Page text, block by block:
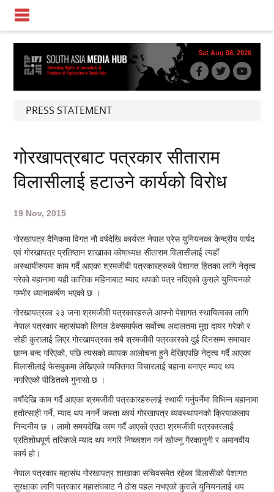
Sat Aug 08, 2026
PRESS STATEMENT
गोरखापत्रबाट पत्रकार सीताराम
विलासीलाई हटाउने कार्यको विरोध
19 Nov, 2015
गोरखापत्र दैनिकमा विगत नौ वर्षदेखि कार्यरत नेपाल प्रेस युनियनका केन्द्रीय पार्षद
एवं गोरखापत्र प्रतिष्ठान शाखाका कोषाध्यक्ष सीताराम विलासीलाई त्यहाँ
अस्थायीरुपमा काम गर्दै आएका श्रमजीवी पत्रकारहरुको पेशागत हितका लागि नेतृत्व
गरेको बहानामा यही कात्तिक महिनाबाट म्याद थपको पत्र नदिएको कुराले युनियनको
गम्भीर ध्यानाकर्षण भएको छ ।
गोरखापत्रका २३ जना श्रमजीवी पत्रकारहरुले आफ्नो पेशागत स्थायित्वका लागि
नेपाल पत्रकार महासंघको लिगल डेक्समार्फत सर्वोच्च अदालतमा मुद्दा दायर गरेको र
सोही कुरालाई लिएर गोरखापत्रका सबै श्रमजीवी पत्रकारको दुई दिनसम्म समाचार
छाप्न बन्द गरिएको, पछि त्यसको व्यापक आलोचना हुने देखिएपछि नेतृत्व गर्दै आएका
विलासीलाई फेसबुकमा लेखिएको व्यक्तिगत विचारलाई बहाना बनाएर म्याद थप
नगरिएको पीडितको गुनासो छ ।
वषौंदेखि काम गर्दै आएका श्रमजीवी पत्रकारहरुलाई स्थायी गर्नुपर्नेमा विभिन्न बहानामा
हतोत्साही गर्ने, म्याद थप नगर्ने जस्ता कार्य गोरखापत्र व्यवस्थापनको क्रियाकलाप
निन्दनीय छ । लामो समयदेखि काम गर्दै आएको एउटा श्रमजीवी पत्रकारलाई
प्रतिशोधपूर्ण तरिकाले म्याद थप नगरि निष्काशन गर्न खोज्नु गैरकानुनी र अमानवीय
कार्य हो।
नेपाल पत्रकार महासंघ गोरखापत्र शाखाका सचिवसमेत रहेका विलासीको पेशागत
सुरक्षाका लागि पत्रकार महासंघबाट नै ठोस पहल नभएको कुराले युनियनलाई थप